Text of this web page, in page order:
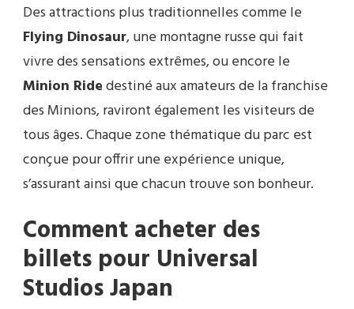
Des attractions plus traditionnelles comme le
Flying Dinosaur, une montagne russe qui fait
vivre des sensations extrêmes, ou encore le
Minion Ridedestiné aux amateurs de la franchise
des Minions, raviront également les visiteurs de
tous âges. Chaque zone thématique du parc est
conçue pour offrir une expérience unique,
s’assurant ainsi que chacun trouve son bonheur.
Comment acheter des
billets pour Universal
Studios Japan